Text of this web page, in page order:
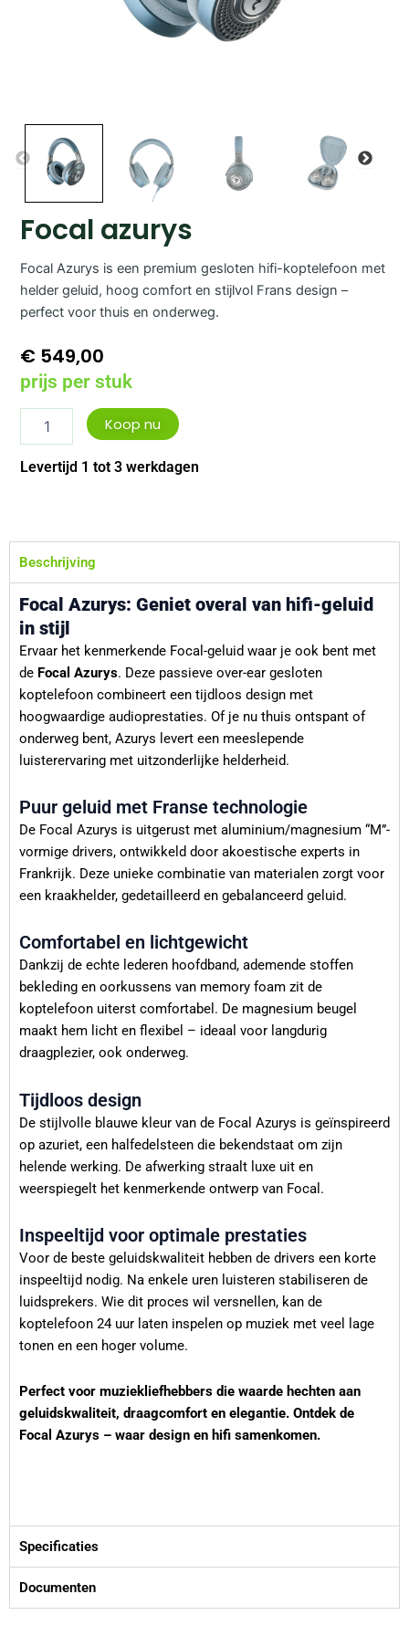
Focal azurys
Focal Azurys is een premium gesloten hifi-koptelefoon met
helder geluid, hoog comfort en stijlvol Frans design –
perfect voor thuis en onderweg.
€ 549,00
prijs per stuk
azurys
Koop nu
Levertijd 1 tot 3 werkdagen
Beschrijving
Focal Azurys: Geniet overal van hifi-geluid
in stijl
Ervaar het kenmerkende Focal-geluid waar je ook bent met
de Focal Azurys. Deze passieve over-ear gesloten
koptelefoon combineert een tijdloos design met
hoogwaardige audioprestaties. Of je nu thuis ontspant of
onderweg bent, Azurys levert een meeslepende
luisterervaring met uitzonderlijke helderheid.
Puur geluid met Franse technologie
De Focal Azurys is uitgerust met aluminium/magnesium “M”-
vormige drivers, ontwikkeld door akoestische experts in
Frankrijk. Deze unieke combinatie van materialen zorgt voor
een kraakhelder, gedetailleerd en gebalanceerd geluid.
Comfortabel en lichtgewicht
Dankzij de echte lederen hoofdband, ademende stoffen
bekleding en oorkussens van memory foam zit de
koptelefoon uiterst comfortabel. De magnesium beugel
maakt hem licht en flexibel – ideaal voor langdurig
draagplezier, ook onderweg.
Tijdloos design
De stijlvolle blauwe kleur van de Focal Azurys is geïnspireerd
op azuriet, een halfedelsteen die bekendstaat om zijn
helende werking. De afwerking straalt luxe uit en
weerspiegelt het kenmerkende ontwerp van Focal.
Inspeeltijd voor optimale prestaties
Voor de beste geluidskwaliteit hebben de drivers een korte
inspeeltijd nodig. Na enkele uren luisteren stabiliseren de
luidsprekers. Wie dit proces wil versnellen, kan de
koptelefoon 24 uur laten inspelen op muziek met veel lage
tonen en een hoger volume.
Perfect voor muziekliefhebbers die waarde hechten aan
geluidskwaliteit, draagcomfort en elegantie. Ontdek de
Focal Azurys – waar design en hifi samenkomen.
Specificaties
Documenten